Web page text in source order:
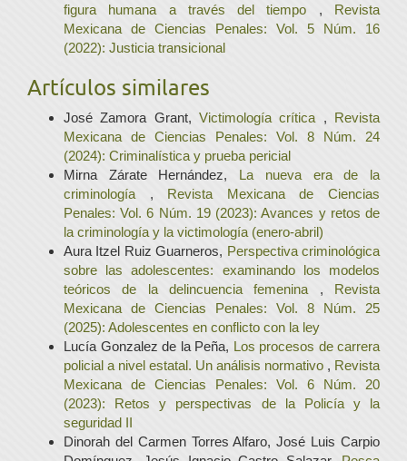
figura humana a través del tiempo , Revista
Mexicana de Ciencias Penales: Vol. 5 Núm. 16
(2022): Justicia transicional
Artículos similares
José Zamora Grant, Victimología crítica , Revista
Mexicana de Ciencias Penales: Vol. 8 Núm. 24
(2024): Criminalística y prueba pericial
Mirna Zárate Hernández, La nueva era de la
criminología , Revista Mexicana de Ciencias
Penales: Vol. 6 Núm. 19 (2023): Avances y retos de
la criminología y la victimología (enero-abril)
Aura Itzel Ruiz Guarneros, Perspectiva criminológica
sobre las adolescentes: examinando los modelos
teóricos de la delincuencia femenina , Revista
Mexicana de Ciencias Penales: Vol. 8 Núm. 25
(2025): Adolescentes en conflicto con la ley
Lucía Gonzalez de la Peña, Los procesos de carrera
policial a nivel estatal. Un análisis normativo , Revista
Mexicana de Ciencias Penales: Vol. 6 Núm. 20
(2023): Retos y perspectivas de la Policía y la
seguridad II
Dinorah del Carmen Torres Alfaro, José Luis Carpio